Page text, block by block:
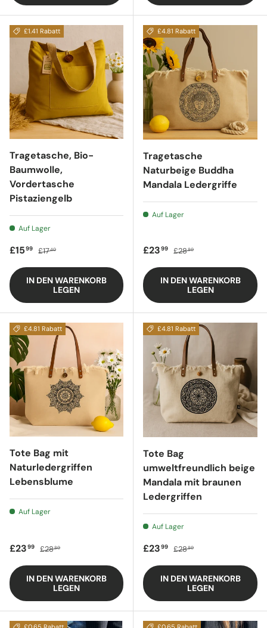
£1.41 Rabatt
Tragetasche, Bio-
Baumwolle,
Vordertasche
Pistaziengelb
Auf Lager
Verkaufspreis
£1599 Regulärer Preis
£1740
IN DEN WARENKORB
LEGEN
£4.81 Rabatt
Tragetasche
Naturbeige Buddha
Mandala Ledergriffe
Auf Lager
Verkaufspreis
£2399 Regulärer Preis
£2880
IN DEN WARENKORB
LEGEN
£4.81 Rabatt
Tote Bag mit
Naturledergriffen
Lebensblume
Auf Lager
Verkaufspreis
£2399 Regulärer Preis
£2880
IN DEN WARENKORB
LEGEN
£4.81 Rabatt
Tote Bag
umweltfreundlich beige
Mandala mit braunen
Ledergriffen
Auf Lager
Verkaufspreis
£2399 Regulärer Preis
£2880
IN DEN WARENKORB
LEGEN